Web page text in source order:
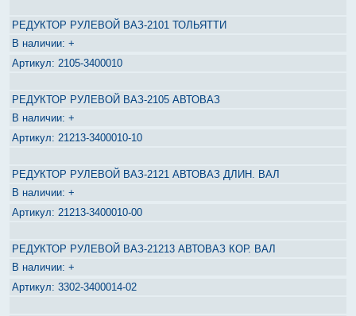
РЕДУКТОР РУЛЕВОЙ ВАЗ-2101 ТОЛЬЯТТИ
+
2105-3400010
РЕДУКТОР РУЛЕВОЙ ВАЗ-2105 АВТОВАЗ
+
21213-3400010-10
РЕДУКТОР РУЛЕВОЙ ВАЗ-2121 АВТОВАЗ ДЛИН. ВАЛ
+
21213-3400010-00
РЕДУКТОР РУЛЕВОЙ ВАЗ-21213 АВТОВАЗ КОР. ВАЛ
+
3302-3400014-02